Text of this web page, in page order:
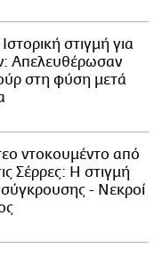
Ιστορική στιγμή για
Απελευθέρωσαν
στη φύση μετά
ντοκουμέντο από
Σέρρες: Η στιγμή
- Νεκροί